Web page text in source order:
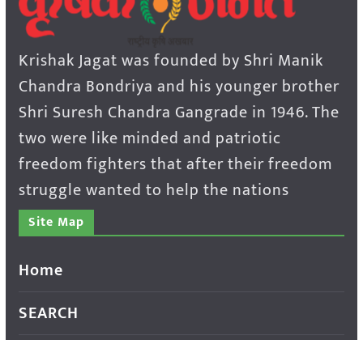
Krishak Jagat was founded by Shri Manik
Chandra Bondriya and his younger brother
Shri Suresh Chandra Gangrade in 1946. The
two were like minded and patriotic
freedom fighters that after their freedom
struggle wanted to help the nations
Site Map
Home
SEARCH